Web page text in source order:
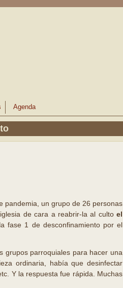
Agenda
pandemia, un grupo de 26 personas
de cara a reabrir-la al cultoel
fase 1 de desconfinamiento por el
grupos parroquiales para hacer una
ordinaria, había que desinfectar
Y la respuesta fue rápida. Muchas